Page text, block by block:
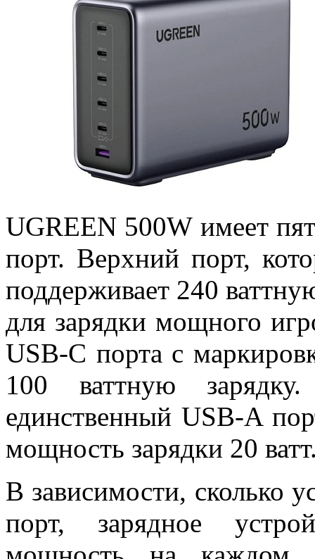
UGREEN 500W имеет
порт. Верхний порт,
поддерживает 240
для зарядки мощного
USB-C порта с
100 ваттную
единственный USB-A
мощность зарядки 20
В зависимости, сколько
порт, зарядное